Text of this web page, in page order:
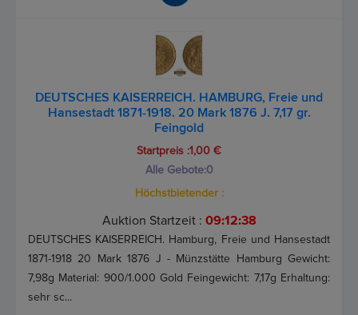
DEUTSCHES KAISERREICH. HAMBURG, Freie und
Hansestadt 1871-1918. 20 Mark 1876 J. 7,17 gr.
Feingold
Startpreis :1,00 €
Alle Gebote:0
Höchstbietender :
Auktion Startzeit : 09:12:37
DEUTSCHES KAISERREICH. Hamburg, Freie und Hansestadt
1871-1918 20 Mark 1876 J - Münzstätte Hamburg Gewicht:
7,98g Material: 900/1.000 Gold Feingewicht: 7,17g Erhaltung:
sehr sc...